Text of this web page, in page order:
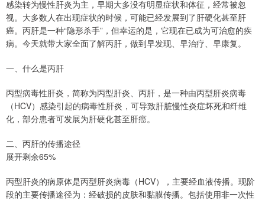
感染转为慢性肝炎为主，早期大多没有明显症状和体征，经常被忽
视。大多数人在出现症状的时候，可能已经发展到了肝硬化甚至肝
癌。丙肝是一种“隐形杀手”，但幸运的是，它现在已成为可治愈的疾
病。今天就带大家全面了解丙肝，做到早发现、早治疗、早康复。
一、什么是丙肝
丙型病毒性肝炎，简称为丙型肝炎、丙肝，是一种由丙型肝炎病毒
（HCV）感染引起的病毒性肝炎，可导致肝脏慢性炎症坏死和纤维
化，部分患者可发展为肝硬化甚至肝癌。
二、丙肝的传播途径
展开剩余65%
丙型肝炎的病原体是丙型肝炎病毒（HCV），主要经血液传播。现阶
段的主要传播途径为：经破损的皮肤和黏膜传播。包括使用非一次性